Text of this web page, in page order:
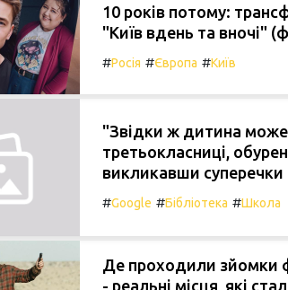
10 років потому:
"Київ вдень та вночі"
#Росія #Європа #Київ
"Звідки ж дитина може
третьокласниці,
викликавши суперечки
#Google #Бібліотека #Школа
Де проходили зйомки
- реальні місця, які